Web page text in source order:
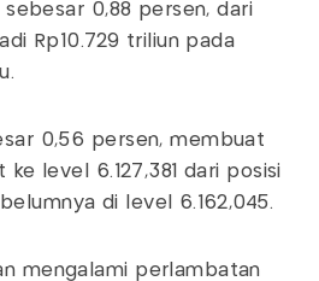
sebesar 0,88 persen, dari
Rp10.729 triliun pada
0,56 persen, membuat
level 6.127,381 dari posisi
di level 6.162,045.
mengalami perlambatan